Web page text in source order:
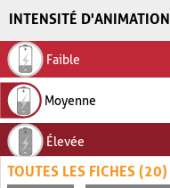
INTENSITÉ D'ANIMATION
Faible
Moyenne
Élevée
TOUTES LES FICHES (20)